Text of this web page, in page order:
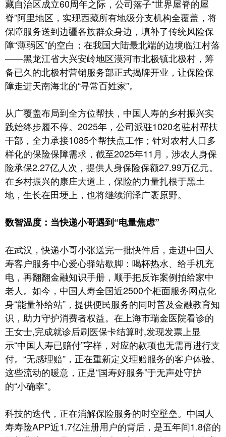
藏自治区成立60周年之际，公司落子“世界屋脊的屋
脊”阿里地区，实现西藏所有地级分支机构全覆盖，将
保障服务送到边疆各族群众身边，填补了传统风险保
障“薄弱区”的空白；在我国大陆最北端的边境临江村落
——黑龙江省大兴安岭地区漠河市北极镇北极村，筹
备已久的北极村营销服务部正式揭牌开业，让保险保
障走进天南海北的“寻常百姓家”。
从广覆盖布局到全方位帮扶，中国人寿的乡村振兴实
践始终步履不停。2025年，公司派驻1020名驻村帮扶
干部，全力承接1085个帮扶点工作；针对农村人口多
样化的保险保障需求，截至2025年11月，涉农人身保
险承保2.27亿人次，提供人身保险保额27.99万亿元。
在乡村振兴的康庄大道上，保险的力量扎根于黑土
地，生长在田埂上，也将继续润泽广袤原野。
数智温度：当快递小哥遇到“电量焦虑”
在武汉，快递小哥小张送完一批快件后，走进中国人
寿客户服务中心爱心驿站歇脚：喝杯热水、给手机充
电，再翻翻金融知识手册，顺手把反诈案例拍给家中
老人。如今，中国人寿全国近2500个柜面服务网点化
身“能量补给站”，提供便民服务的同时普及金融教育知
识，助力守护消费者权益。在上海市瑞金医院看诊的
王女士,完成就诊后刷医保卡结算时,发现发票上显
示“中国人寿已赔付”字样，对应的款项也无需再进行支
付。“无感理赔”，正在重新定义理赔服务的客户体验。
这些流动的暖意，正是“国寿好服务”于无声处守护
的“小确幸”。
科技的迭代，正在消解保险服务的时空壁垒。中国人
寿寿险APP近1.7亿注册用户的背后，是五年间1.8倍的